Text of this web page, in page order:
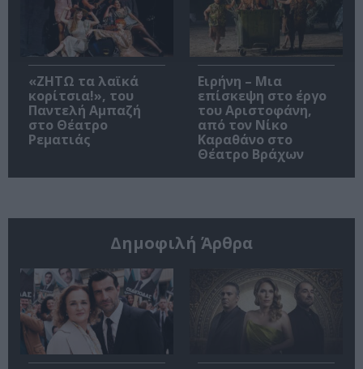
«ΖΗΤΩ τα λαϊκά
κορίτσια!», του
Παντελή Αμπαζή
στο Θέατρο
Ρεματιάς
Ειρήνη – Μια
επίσκεψη στο έργο
του Αριστοφάνη,
από τον Νίκο
Καραθάνο στο
Θέατρο Βράχων
Δημοφιλή Άρθρα